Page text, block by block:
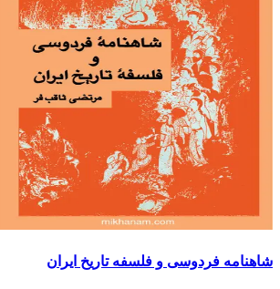
شاهنامه فردوسی و فلسفه تاریخ ایران